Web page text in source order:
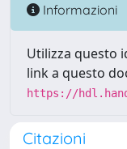
Informazioni
Utilizza questo
link a questo
https://
Citazioni